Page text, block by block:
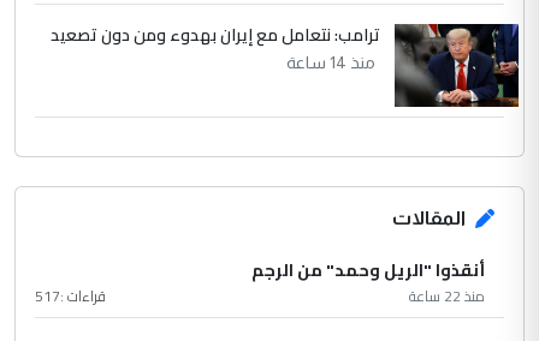
ترامب: نتعامل مع إيران بهدوء ومن دون تصعيد
منذ 14 ساعة
المقالات
أنقذوا "الريل وحمد" من الرجم
منذ 22 ساعة قراءات :517